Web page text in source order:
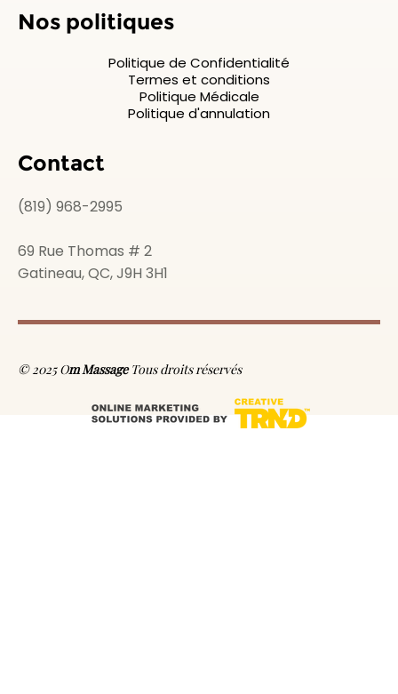
© 2025 Om MassageTous droits réservés
Contact
(819) 968-2995
69 Rue Thomas # 2
Gatineau, QC, J9H 3H1
Nos politiques
Politique de Confidentialité
Termes et conditions
Politique Médicale
Politique d'annulation